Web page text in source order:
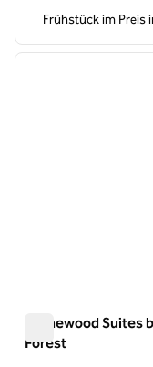
Frühstück im Preis
1 von 12
Homewood Suites
Forest